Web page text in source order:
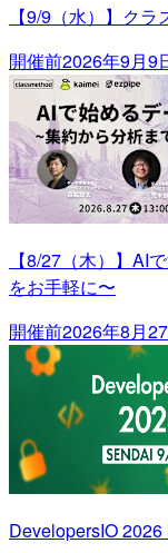
【9/9（水）】ク
開催前2026年9月9
【8/27（木）】AI
をお手軽に〜
開催前2026年8月
DevelopersIO